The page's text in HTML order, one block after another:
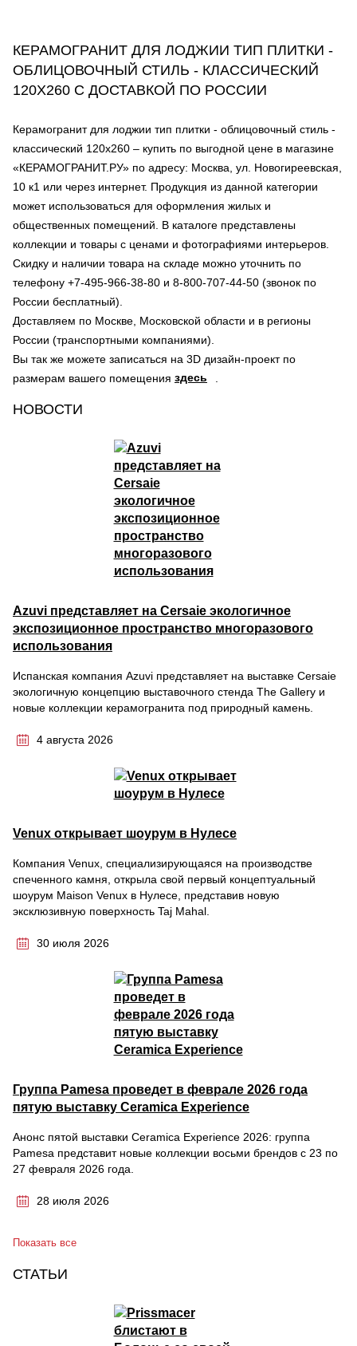
КЕРАМОГРАНИТ ДЛЯ ЛОДЖИИ ТИП ПЛИТКИ -
ОБЛИЦОВОЧНЫЙ СТИЛЬ - КЛАССИЧЕСКИЙ
120Х260 С ДОСТАВКОЙ ПО РОССИИ
Керамогранит для лоджии тип плитки - облицовочный стиль -
классический 120х260 – купить по выгодной цене в магазине
«КЕРАМОГРАНИТ.РУ» по адресу: Москва, ул. Новогиреевская,
10 к1 или через интернет. Продукция из данной категории
может использоваться для оформления жилых и
общественных помещений. В каталоге представлены
коллекции и товары с ценами и фотографиями интерьеров.
Скидку и наличии товара на складе можно уточнить по
телефону +7-495-966-38-80 и 8-800-707-44-50 (звонок по
России бесплатный).
Доставляем по Москве, Московской области и в регионы
России (транспортными компаниями).
Вы так же можете записаться на 3D дизайн-проект по
размерам вашего помещения здесь
НОВОСТИ
Azuvi представляет на Cersaie экологичное
экспозиционное пространство многоразового
использования
Испанская компания Azuvi представляет на выставке Cersaie
экологичную концепцию выставочного стенда The Gallery и
новые коллекции керамогранита под природный камень.
4 августа 2026
Venux открывает шоурум в Нулесе
Компания Venux, специализирующаяся на производстве
спеченного камня, открыла свой первый концептуальный
шоурум Maison Venux в Нулесе, представив новую
эксклюзивную поверхность Taj Mahal.
30 июля 2026
Группа Pamesa проведет в феврале 2026 года
пятую выставку Ceramica Experience
Анонс пятой выставки Ceramica Experience 2026: группа
Pamesa представит новые коллекции восьми брендов с 23 по
27 февраля 2026 года.
28 июля 2026
Показать все
СТАТЬИ